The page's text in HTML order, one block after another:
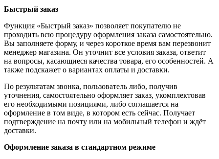
Быстрый заказ
Функция «Быстрый заказ» позволяет покупателю не
проходить всю процедуру оформления заказа самостоятельно.
Вы заполняете форму, и через короткое время вам перезвонит
менеджер магазина. Он уточнит все условия заказа, ответит
на вопросы, касающиеся качества товара, его особенностей. А
также подскажет о вариантах оплаты и доставки.
По результатам звонка, пользователь либо, получив
уточнения, самостоятельно оформляет заказ, укомплектовав
его необходимыми позициями, либо соглашается на
оформление в том виде, в котором есть сейчас. Получает
подтверждение на почту или на мобильный телефон и ждёт
доставки.
Оформление заказа в стандартном режиме